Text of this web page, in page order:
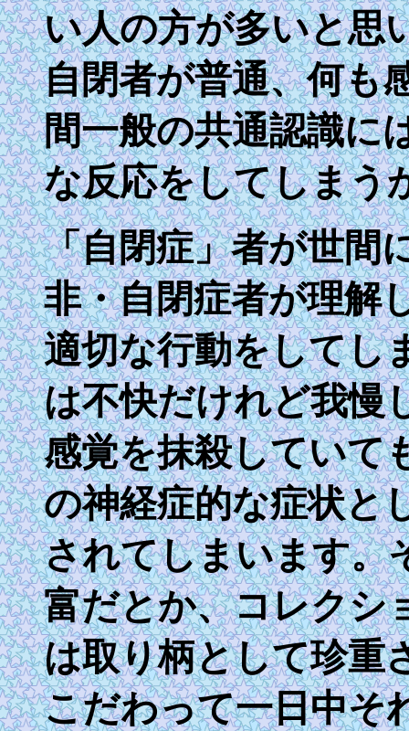
い人の方が多いと思
自閉者が普通、何も
間一般の共通認識に
な反応をしてしまう
「自閉症」者が世間
非・自閉症者が理解
適切な行動をしてし
は不快だけれど我慢
感覚を抹殺していて
の神経症的な症状と
されてしまいます。
富だとか、コレクシ
は取り柄として珍重
こだわって一日中そ